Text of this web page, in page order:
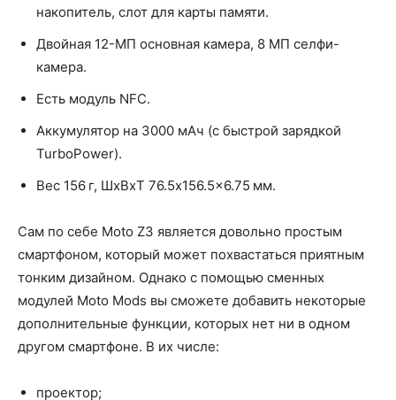
накопитель, слот для карты памяти.
Двойная 12-МП основная камера, 8 МП селфи-
камера.
Есть модуль NFC.
Аккумулятор на 3000 мАч (с быстрой зарядкой
TurboPower).
Вес 156 г, ШxВxТ 76.5x156.5x6.75 мм.
Сам по себе Moto Z3 является довольно простым
смартфоном, который может похвастаться приятным
тонким дизайном. Однако с помощью сменных
модулей Moto Mods вы сможете добавить некоторые
дополнительные функции, которых нет ни в одном
другом смартфоне. В их числе:
проектор;